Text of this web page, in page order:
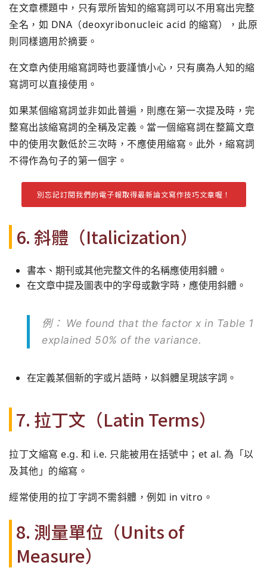
在文章標題中，只有眾所皆知的縮寫詞可以不用寫出完整
全名，如 DNA（deoxyribonucleic acid 的縮寫），此原
則同樣適用於摘要。
在文章內使用縮寫詞時也要謹慎小心，只有廣為人知的縮
寫詞可以直接使用。
如果某個縮寫詞並非如此普遍，則應在第一次提及時，完
整寫出該縮寫詞的全稱及定義。當一個縮寫詞在整篇文章
中的使用次數低於三次時，不應使用縮寫。此外，縮寫詞
不得作為句子的第一個字。
別忘記訂閱我們的電子報取得最新論文寫作技巧文章喔！
6. 斜體（Italicization）
書本、期刊或其他完整文件的名稱應使用斜體。
在文章中提及圖表中的字母或數字時，應使用斜體。
例： We found that the factor x in Table 1
explained 50% of the variance.
在定義某個新的字或片語時，以斜體呈現該字詞。
7. 拉丁文（Latin Terms）
拉丁文縮寫 e.g. 和 i.e. 只能被用在括號中；et al. 為「以
及其他」的縮寫。
經常使用的拉丁字詞不需斜體，例如 in vitro。
8. 測量單位（Units of
Measure）